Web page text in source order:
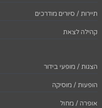
תיירות / סיורים מודרכים
קהילה לצאת
הצגות / מופעי בידור
הופעות / מוסיקה
אופרה / מחול